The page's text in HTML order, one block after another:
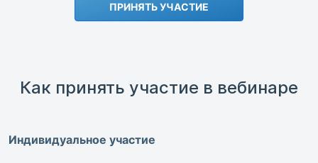
ПРИНЯТЬ УЧАСТИЕ
Как принять участие в вебинаре
Индивидуальное участие